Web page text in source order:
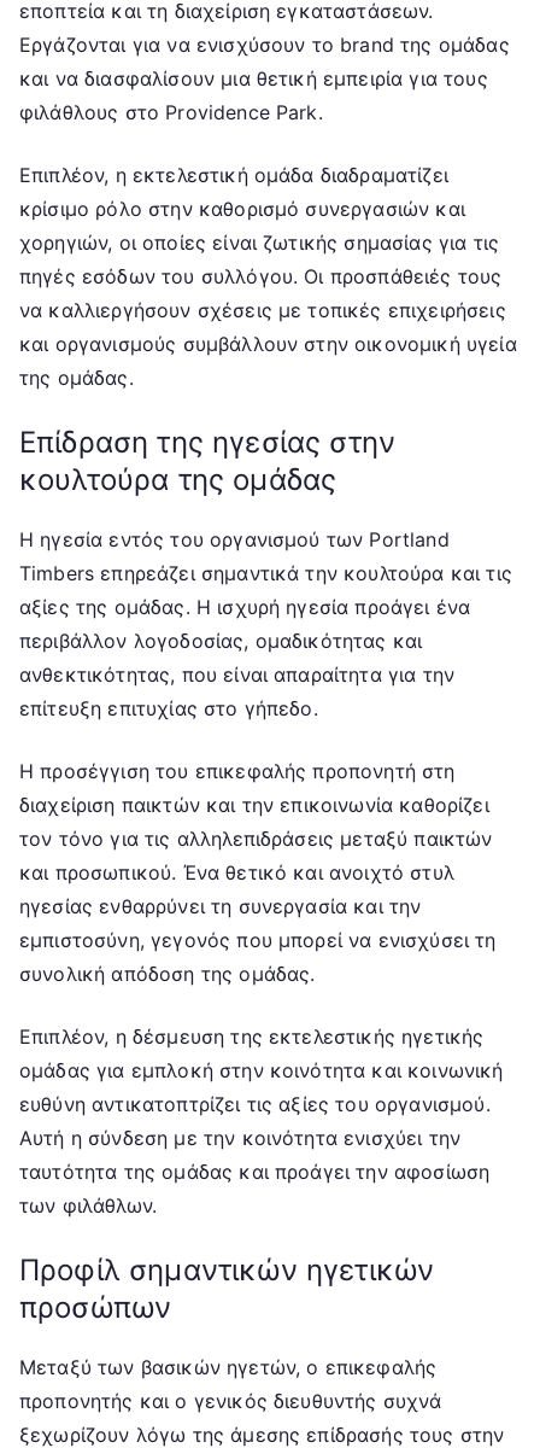
εποπτεία και τη διαχείριση εγκαταστάσεων.
Εργάζονται για να ενισχύσουν το brand της ομάδας
και να διασφαλίσουν μια θετική εμπειρία για τους
φιλάθλους στο Providence Park.
Επιπλέον, η εκτελεστική ομάδα διαδραματίζει
κρίσιμο ρόλο στην καθορισμό συνεργασιών και
χορηγιών, οι οποίες είναι ζωτικής σημασίας για τις
πηγές εσόδων του συλλόγου. Οι προσπάθειές τους
να καλλιεργήσουν σχέσεις με τοπικές επιχειρήσεις
και οργανισμούς συμβάλλουν στην οικονομική υγεία
της ομάδας.
Επίδραση της ηγεσίας στην
κουλτούρα της ομάδας
Η ηγεσία εντός του οργανισμού των Portland
Timbers επηρεάζει σημαντικά την κουλτούρα και τις
αξίες της ομάδας. Η ισχυρή ηγεσία προάγει ένα
περιβάλλον λογοδοσίας, ομαδικότητας και
ανθεκτικότητας, που είναι απαραίτητα για την
επίτευξη επιτυχίας στο γήπεδο.
Η προσέγγιση του επικεφαλής προπονητή στη
διαχείριση παικτών και την επικοινωνία καθορίζει
τον τόνο για τις αλληλεπιδράσεις μεταξύ παικτών
και προσωπικού. Ένα θετικό και ανοιχτό στυλ
ηγεσίας ενθαρρύνει τη συνεργασία και την
εμπιστοσύνη, γεγονός που μπορεί να ενισχύσει τη
συνολική απόδοση της ομάδας.
Επιπλέον, η δέσμευση της εκτελεστικής ηγετικής
ομάδας για εμπλοκή στην κοινότητα και κοινωνική
ευθύνη αντικατοπτρίζει τις αξίες του οργανισμού.
Αυτή η σύνδεση με την κοινότητα ενισχύει την
ταυτότητα της ομάδας και προάγει την αφοσίωση
των φιλάθλων.
Προφίλ σημαντικών ηγετικών
προσώπων
Μεταξύ των βασικών ηγετών, ο επικεφαλής
προπονητής και ο γενικός διευθυντής συχνά
ξεχωρίζουν λόγω της άμεσης επίδρασής τους στην